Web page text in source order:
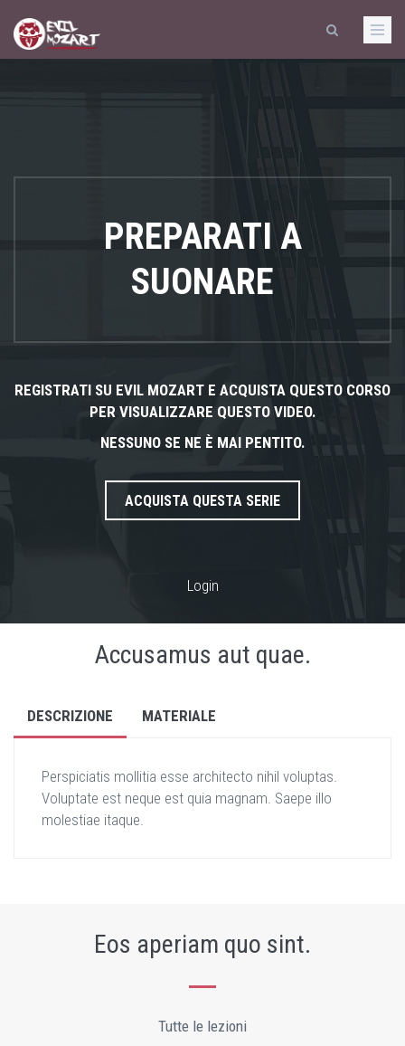
PREPARATI A
SUONARE
REGISTRATI SU EVIL MOZART E ACQUISTA QUESTO CORSO
PER VISUALIZZARE QUESTO VIDEO.
NESSUNO SE NE È MAI PENTITO.
ACQUISTA QUESTA SERIE
Login
Accusamus aut quae.
DESCRIZIONE MATERIALE
Perspiciatis mollitia esse architecto nihil voluptas.
Voluptate est neque est quia magnam. Saepe illo
molestiae itaque.
Eos aperiam quo sint.
Tutte le lezioni